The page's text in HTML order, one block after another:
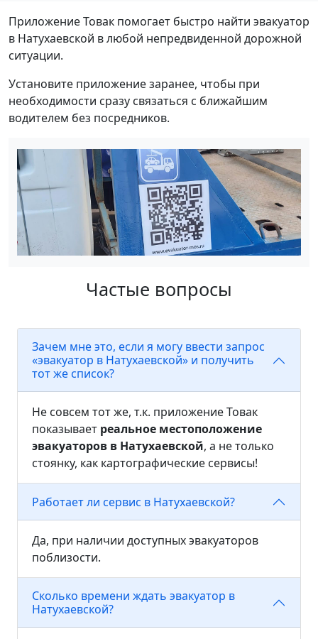
Приложение Товак помогает быстро найти эвакуатор
в Натухаевской в любой непредвиденной дорожной
ситуации.
Установите приложение заранее, чтобы при
необходимости сразу связаться с ближайшим
водителем без посредников.
Частые вопросы
Зачем мне это, если я могу ввести запрос
«эвакуатор в Натухаевской» и получить
тот же список?
Не совсем тот же, т.к. приложение Товак
показывает реальное местоположение
эвакуаторов в Натухаевской, а не только
стоянку, как картографические сервисы!
Работает ли сервис в Натухаевской?
Да, при наличии доступных эвакуаторов
поблизости.
Сколько времени ждать эвакуатор в
Натухаевской?